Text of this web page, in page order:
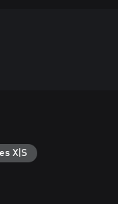
X|S